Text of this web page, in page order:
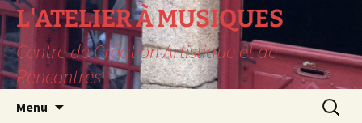
L'ATELIER À MUSIQUES
Centre de Création Artistique et de
Rencontres
Menu